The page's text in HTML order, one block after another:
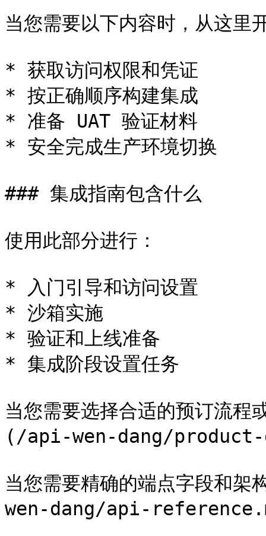
当您需要以下内容时，从这里
* 获取访问权限和凭证
* 按正确顺序构建集成
* 准备 UAT 验证材料
* 安全完成生产环境切换
### 集成指南包含什么
使用此部分进行：
* 入门引导和访问设置
* 沙箱实施
* 验证和上线准备
* 集成阶段设置任务
当您需要选择合适的预订流
(/api-wen-dang/product-
当您需要精确的端点字段和
wen-dang/api-